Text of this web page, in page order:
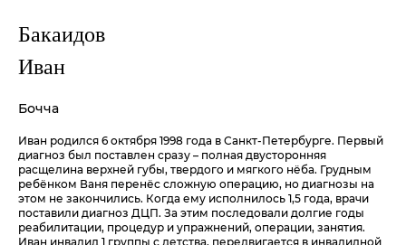
Бакаидов
Иван
Бочча
Иван родился 6 октября 1998 года в Санкт-Петербурге. Первый
диагноз был поставлен сразу – полная двусторонняя
расщелина верхней губы, твердого и мягкого нёба. Грудным
ребёнком Ваня перенёс сложную операцию, но диагнозы на
этом не закончились. Когда ему исполнилось 1,5 года, врачи
поставили диагноз ДЦП. За этим последовали долгие годы
реабилитации, процедур и упражнений, операции, занятия.
Иван инвалид 1 группы с детства, передвигается в инвалидной